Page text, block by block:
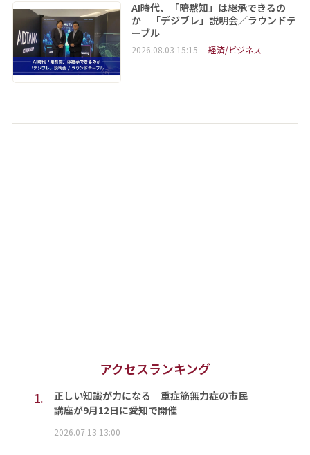
AI時代、「暗黙知」は継承できるの
か 「デジブレ」説明会／ラウンドテ
ーブル
2026.08.03 15:15 経済/ビジネス
アクセスランキング
1.
正しい知識が力になる 重症筋無力症の市民
講座が9月12日に愛知で開催
2026.07.13 13:00